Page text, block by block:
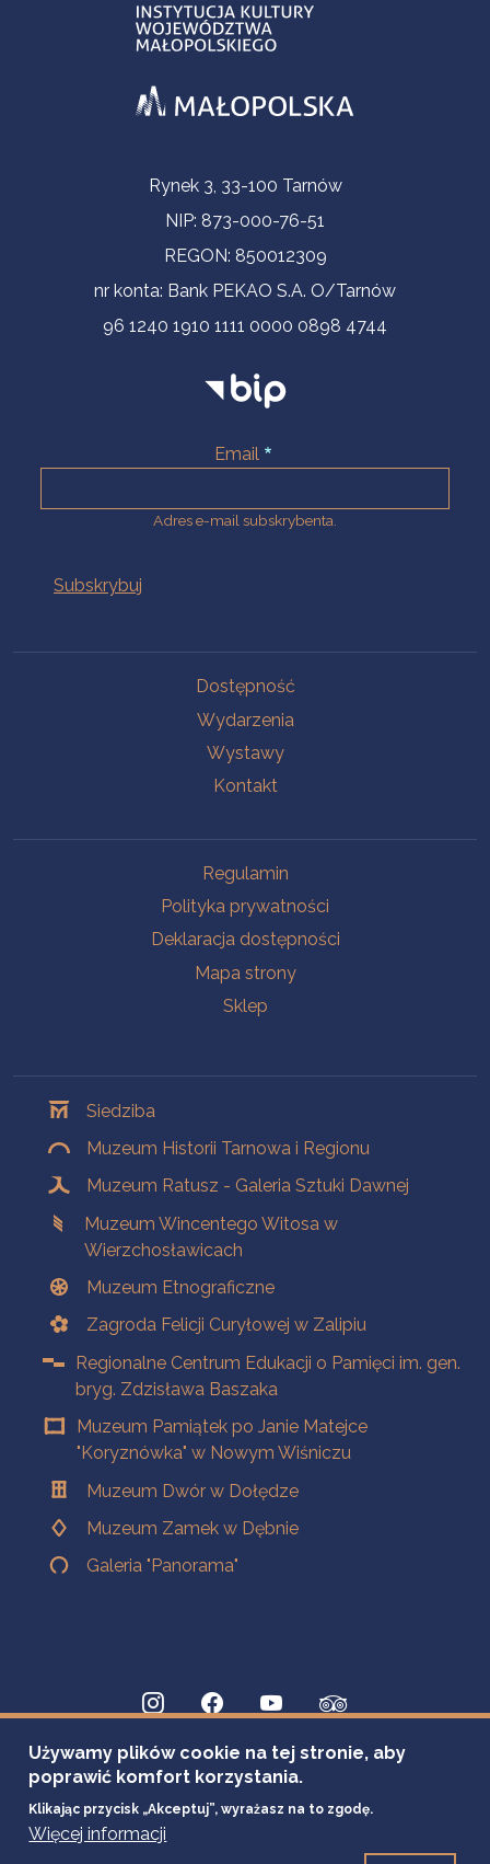
Informacje kontaktoweRynek 3, 33-100 Tarnów
NIP: 873-000-76-51
REGON: 850012309
nr konta: Bank PEKAO S.A. O/Tarnów
96 1240 1910 1111 0000 0898 4744
Email
Adres e-mail subskrybenta.
Dostępność
Wydarzenia
Wystawy
Kontakt
Regulamin
Polityka prywatności
Deklaracja dostępności
Mapa strony
Sklep
Siedziba
Muzeum Historii Tarnowa i Regionu
Muzeum Ratusz - Galeria Sztuki Dawnej
Muzeum Wincentego Witosa w
Wierzchosławicach
Muzeum Etnograficzne
Zagroda Felicji Curyłowej w Zalipiu
Regionalne Centrum Edukacji o Pamięci im. gen.
bryg. Zdzisława Baszaka
Muzeum Pamiątek po Janie Matejce
"Koryznówka" w Nowym Wiśniczu
Muzeum Dwór w Dołędze
Muzeum Zamek w Dębnie
Galeria "Panorama"
Używamy plików cookie na tej stronie, aby
poprawić komfort korzystania.
Klikając przycisk „Akceptuj”, wyrażasz na to zgodę.
Więcej informacji